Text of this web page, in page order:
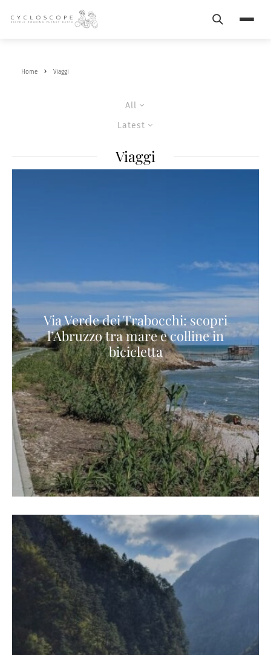
Search
Home Viaggi
All
Latest
Viaggi
Via Verde dei Trabocchi: scopri
l’Abruzzo tra mare e colline in
bicicletta